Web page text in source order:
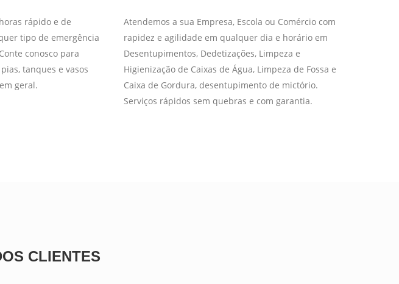
rápido e de
tipo de emergência
conosco para
tanques e vasos
geral.
Atendemos a sua Empresa, Escola ou Comércio com
rapidez e agilidade em qualquer dia e horário em
Desentupimentos, Dedetizações, Limpeza e
Higienização de Caixas de Água, Limpeza de Fossa e
Caixa de Gordura, desentupimento de mictório.
Serviços rápidos sem quebras e com garantia.
CLIENTES